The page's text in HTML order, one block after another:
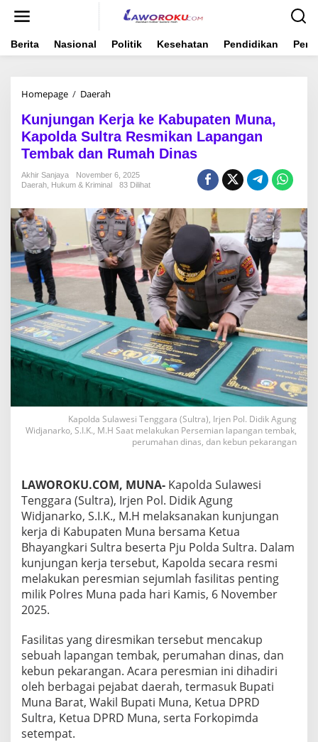
Berita Nasional Politik Kesehatan Pendidikan
Homepage / Daerah
ke
Kabupaten
Muna,
Kapolda
Sultra
Resmikan
Tembak
dan
Rumah
Dinas
Kunjungan Kerja ke Kabupaten Muna,
Kapolda Sultra Resmikan Lapangan
Tembak dan Rumah Dinas
Akhir Sanjaya
November 6, 2025
Daerah Hukum & Kriminal 83 Dilihat
Kapolda Sulawesi Tenggara (Sultra), Irjen Pol. Didik Agung
Widjanarko, S.I.K., M.H Saat melakukan Persemian lapangan tembak,
perumahan dinas, dan kebun pekarangan
LAWOROKU.COM, MUNA- Kapolda Sulawesi
Tenggara (Sultra), Irjen Pol. Didik Agung
Widjanarko, S.I.K., M.H melaksanakan kunjungan
kerja di Kabupaten Muna bersama Ketua
Bhayangkari Sultra beserta Pju Polda Sultra. Dalam
kunjungan kerja tersebut, Kapolda secara resmi
melakukan peresmian sejumlah fasilitas penting
milik Polres Muna pada hari Kamis, 6 November
2025.
Fasilitas yang diresmikan tersebut mencakup
sebuah lapangan tembak, perumahan dinas, dan
kebun pekarangan. Acara peresmian ini dihadiri
oleh berbagai pejabat daerah, termasuk Bupati
Muna Barat, Wakil Bupati Muna, Ketua DPRD
Sultra, Ketua DPRD Muna, serta Forkopimda
setempat.